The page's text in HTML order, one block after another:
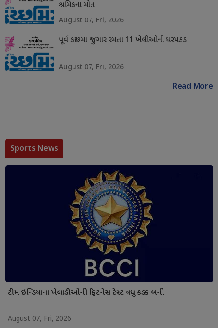
શ્રમિકના મોત
August 07, Fri, 2026
પૂર્વ કચ્છમાં જુગાર રમતા 11 ખેલીઓની ધરપકડ
August 07, Fri, 2026
Read More
Sports News
ટીમ ઇન્ડિયાના ખેલાડીઓની ફિટનેસ ટેસ્ટ વધુ કડક બની
August 07, Fri, 2026